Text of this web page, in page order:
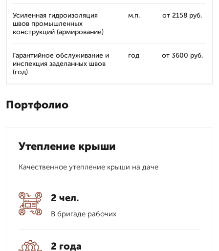
Усиленная гидроизоляция
швов промышленных
конструкций (армирование)
м.п. от 2158 руб.
Гарантийное обслуживание и
инспекция заделанных швов
(год)
год от 3600 руб.
Портфолио
Утепление крыши
Качественное утепление крыши на даче
2 чел.
В бригаде рабочих
2 года